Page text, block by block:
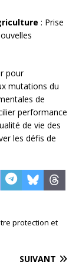
: Prise
pour
mutations du
de
performance
de vie des
les défis de
protection et
SUIVANT